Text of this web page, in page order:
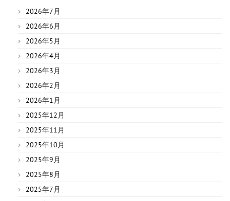
2026年7月
2026年6月
2026年5月
2026年4月
2026年3月
2026年2月
2026年1月
2025年12月
2025年11月
2025年10月
2025年9月
2025年8月
2025年7月